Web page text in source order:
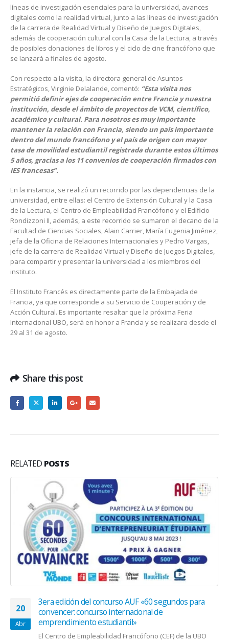
líneas de investigación esenciales para la universidad, avances
digitales como la realidad virtual, junto a las líneas de investigación
de la carrera de Realidad Virtual y Diseño de Juegos Digitales,
además de cooperación cultural con la Casa de la Lectura, a través
de posibles donaciones de libros y el ciclo de cine francófono que
se lanzará a finales de agosto.
Con respecto a la visita, la directora general de Asuntos
Estratégicos, Virginie Delalande, comentó: “Esta visita nos
permitió definir ejes de cooperación entre Francia y nuestra
institución, desde el ámbito de proyectos de VCM, científico,
académico y cultural. Para nosotros es muy importante
mantener la relación con Francia, siendo un país importante
dentro del mundo francófono y el país de origen con mayor
tasa de movilidad estudiantil registrada durante estos últimos
5 años, gracias a los 11 convenios de cooperación firmados con
IES francesas”.
En la instancia, se realizó un recorrido por las dependencias de la
universidad, entre ellas: el Centro de Extensión Cultural y la Casa
de la Lectura, el Centro de Empleabilidad Francófono y el Edificio
Rondizzoni II, además, a este recorrido se sumaron el decano de la
Facultad de Ciencias Sociales, Alain Carrier, María Eugenia Jiménez,
jefa de la Oficina de Relaciones Internacionales y Pedro Vargas,
jefe de la carrera de Realidad Virtual y Diseño de Juegos Digitales,
para compartir y presentar la universidad a los miembros del
instituto.
El Instituto Francés es directamente parte de la Embajada de
Francia, ya que corresponde a su Servicio de Cooperación y de
Acción Cultural. Es importante resaltar que la próxima Feria
Internacional UBO, será en honor a Francia y se realizara desde el
29 al 31 de agosto.
Share this post
RELATED POSTS
20
Abr
3era edición del concurso AUF «60 segundos para
convencer: concurso internacional de
emprendimiento estudiantil»
El Centro de Empleabilidad Francófono (CEF) de la UBO